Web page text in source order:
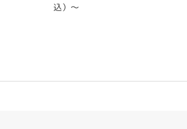
込）～